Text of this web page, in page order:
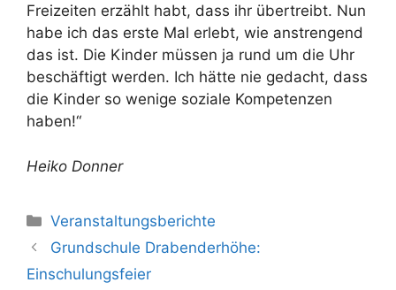
Freizeiten erzählt habt, dass ihr übertreibt. Nun
habe ich das erste Mal erlebt, wie anstrengend
das ist. Die Kinder müssen ja rund um die Uhr
beschäftigt werden. Ich hätte nie gedacht, dass
die Kinder so wenige soziale Kompetenzen
haben!“
Heiko Donner
Kategorien
Veranstaltungsberichte
Grundschule Drabenderhöhe:
Einschulungsfeier